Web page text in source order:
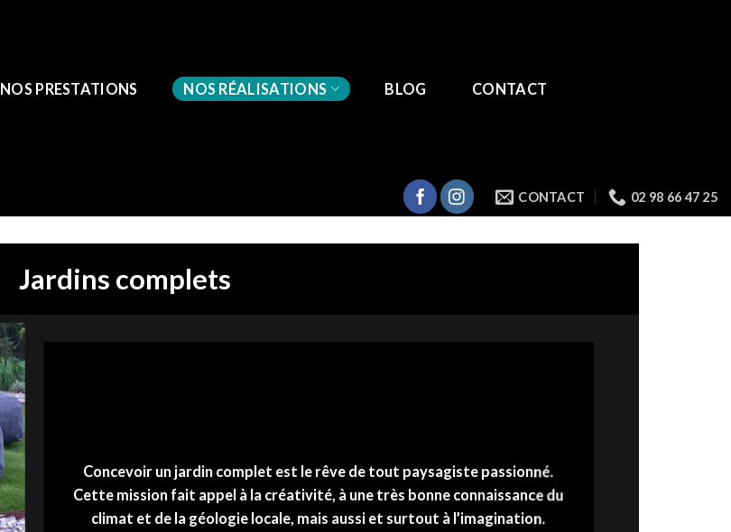
NOS PRESTATIONS NOS RÉALISATIONS BLOG CONTACT
CONTACT 02 98 66 47 25
Jardins complets
Concevoir un jardin complet est le rêve de tout paysagiste passionné.
Cette mission fait appel à la créativité, à une très bonne connaissance du
climat et de la géologie locale, mais aussi et surtout à l’imagination.